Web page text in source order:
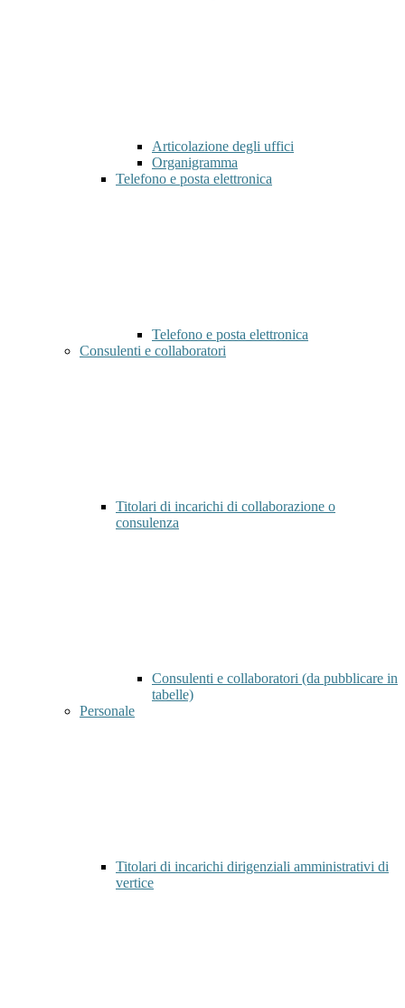
Articolazione degli uffici
Organigramma
Telefono e posta elettronica
Telefono e posta elettronica
Consulenti e collaboratori
Titolari di incarichi di collaborazione o
consulenza
Consulenti e collaboratori (da pubblicare in
tabelle)
Personale
Titolari di incarichi dirigenziali amministrativi di
vertice